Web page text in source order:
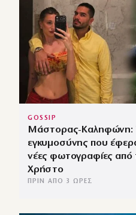
GOSSIP
Μάστορας-Καληφώνη:
εγκυμοσύνης που
νέες φωτογραφίες
Χρήστο
ΠΡΙΝ ΑΠΌ 3 ΏΡΕΣ